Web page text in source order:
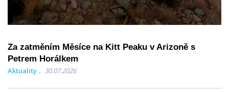
Za zatměním Měsíce na Kitt Peaku v Arizoně s
Petrem Horálkem
Aktuality 30.07.2026